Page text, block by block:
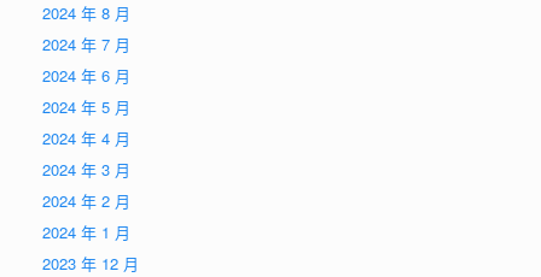
2024 年 8 月
2024 年 7 月
2024 年 6 月
2024 年 5 月
2024 年 4 月
2024 年 3 月
2024 年 2 月
2024 年 1 月
2023 年 12 月